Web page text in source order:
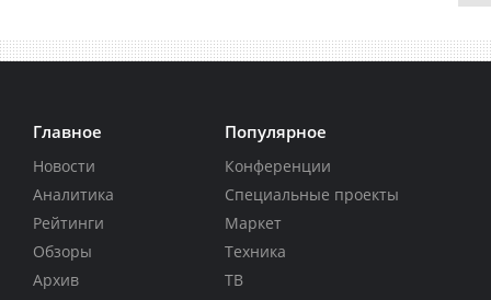
Главное
Новости
Аналитика
Рейтинги
Обзоры
Архив
Популярное
Конференции
Специальные проекты
Маркет
Техника
ТВ